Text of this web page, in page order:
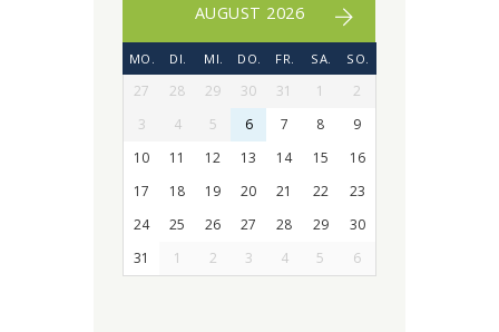
AUGUST 2026
MO. DI. MI. DO. FR. SA. SO.
27 28 29 30 31 1
2
3
4 5 6 7 8
9
10
11 12 13 14 15
16
17
18 19 20 21 22
23
24
25 26 27 28 29
30
31
1 2 3 4 5 6